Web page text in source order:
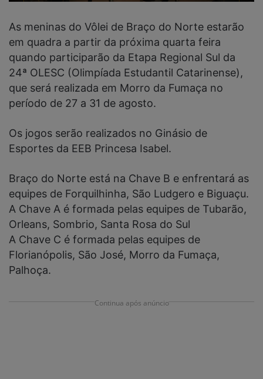
As meninas do Vôlei de Braço do Norte estarão
em quadra a partir da próxima quarta feira
quando participarão da Etapa Regional Sul da
24ª OLESC (Olimpíada Estudantil Catarinense),
que será realizada em Morro da Fumaça no
período de 27 a 31 de agosto.
Os jogos serão realizados no Ginásio de
Esportes da EEB Princesa Isabel.
Braço do Norte está na Chave B e enfrentará as
equipes de Forquilhinha, São Ludgero e Biguaçu.
A Chave A é formada pelas equipes de Tubarão,
Orleans, Sombrio, Santa Rosa do Sul
A Chave C é formada pelas equipes de
Florianópolis, São José, Morro da Fumaça,
Palhoça.
Continua após anúncio